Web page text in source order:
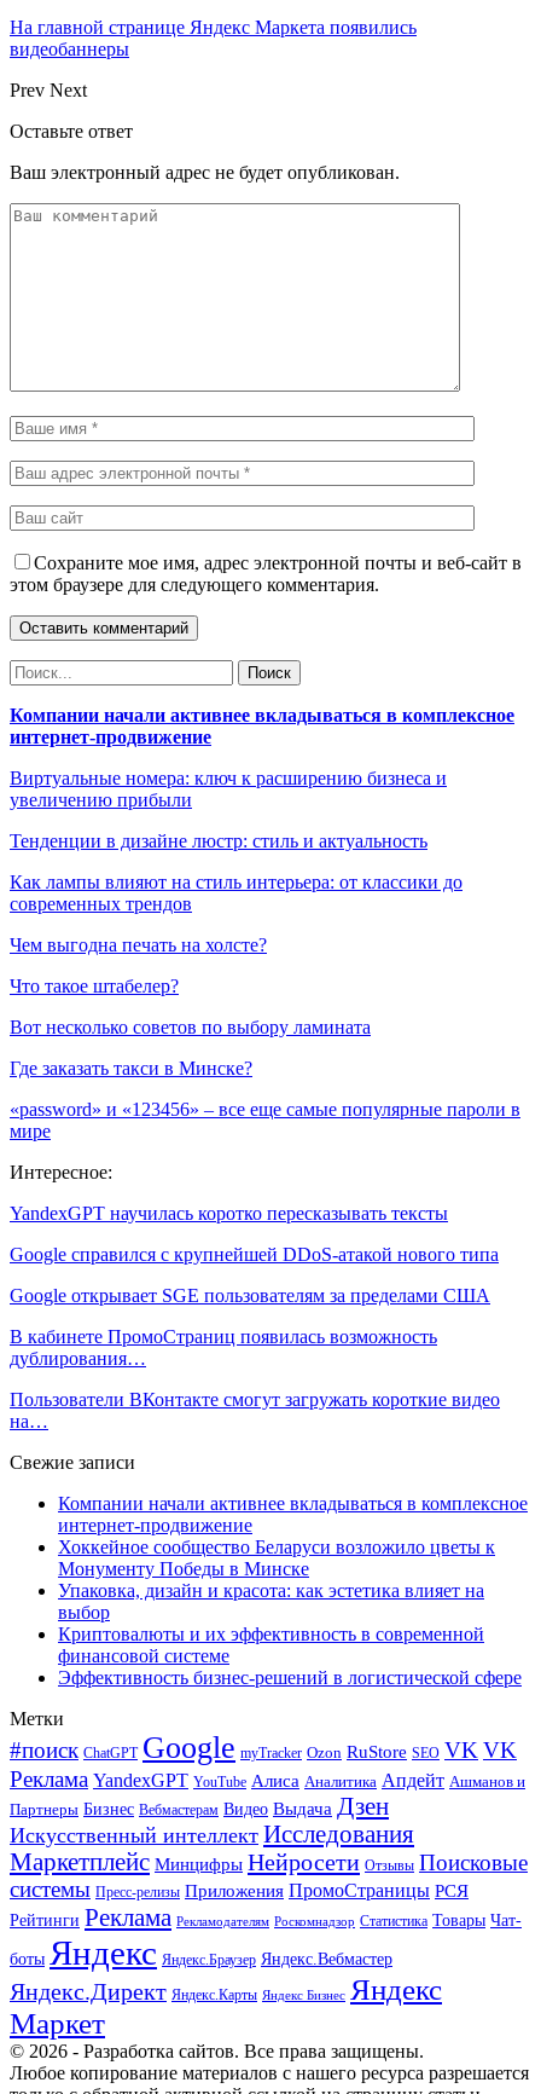
На главной странице Яндекс Маркета появились
видеобаннеры
Prev Next
Оставьте ответ
Ваш электронный адрес не будет опубликован.
Сохраните мое имя, адрес электронной почты и веб-сайт в
этом браузере для следующего комментария.
Компании начали активнее вкладываться в комплексное
интернет-продвижение
Виртуальные номера: ключ к расширению бизнеса и
увеличению прибыли
Тенденции в дизайне люстр: стиль и актуальность
Как лампы влияют на стиль интерьера: от классики до
современных трендов
Чем выгодна печать на холсте?
Что такое штабелер?
Вот несколько советов по выбору ламината
Где заказать такси в Минске?
«password» и «123456» – все еще самые популярные пароли в
мире
Интересное:
YandexGPT научилась коротко пересказывать тексты
Google справился с крупнейшей DDoS-атакой нового типа
Google открывает SGE пользователям за пределами США
В кабинете ПромоСтраниц появилась возможность
дублирования…
Пользователи ВКонтакте смогут загружать короткие видео
на…
Свежие записи
Компании начали активнее вкладываться в комплексное
интернет-продвижение
Хоккейное сообщество Беларуси возложило цветы к
Монументу Победы в Минске
Упаковка, дизайн и красота: как эстетика влияет на
выбор
Криптовалюты и их эффективность в современной
финансовой системе
Эффективность бизнес-решений в логистической сфере
Метки
#поиск ChatGPT Google myTracker Ozon RuStore SEO VK VK
Реклама YandexGPT YouTube Алиса Аналитика Апдейт Ашманов и
Партнеры Бизнес Вебмастерам Видео Выдача Дзен
Искусственный интеллект Исследования
Маркетплейс Минцифры Нейросети Отзывы Поисковые
системы Пресс-релизы Приложения ПромоСтраницы РСЯ
Рейтинги Реклама Рекламодателям Роскомнадзор Статистика Товары Чат-
боты Яндекс Яндекс.Браузер Яндекс.Вебмастер
Яндекс.Директ Яндекс.Карты Яндекс Бизнес Яндекс
Маркет
© 2026 - Разработка сайтов. Все права защищены.
Любое копирование материалов с нашего ресурса разрешается